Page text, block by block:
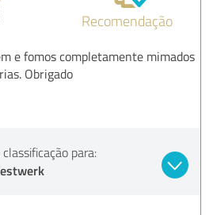
Recomendação
e fomos completamente mimados
Obrigado
para: